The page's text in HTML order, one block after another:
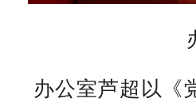
办公室芦超以《